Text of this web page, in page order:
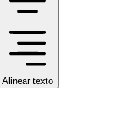
Alinear texto